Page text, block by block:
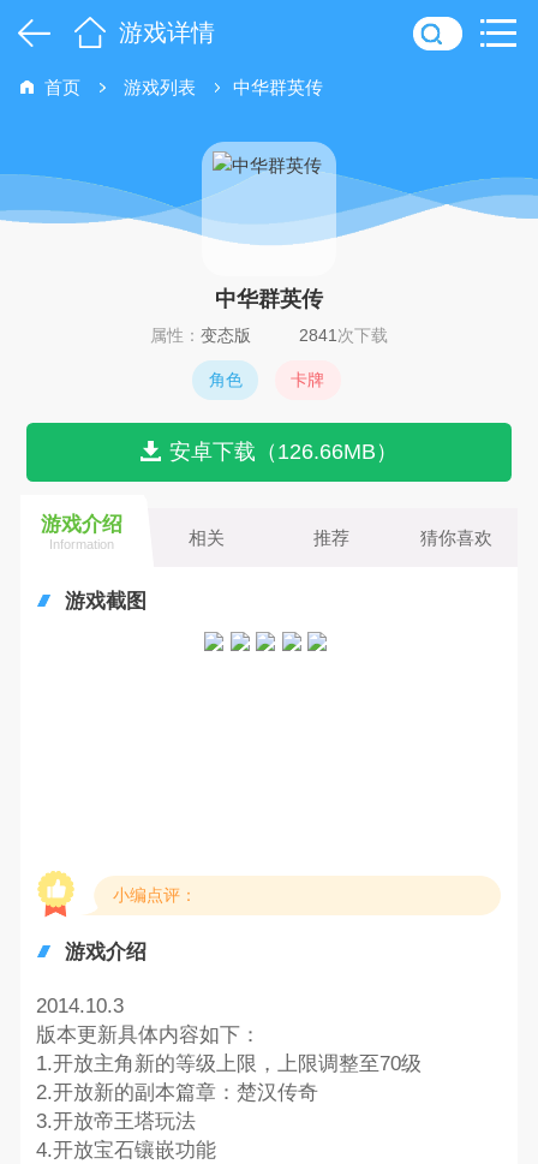
游戏详情
首页 游戏列表 中华群英传
中华群英传
属性： 变态版 2841 次下载
角色 卡牌
安卓下载（126.66MB）
游戏介绍
Information 相关 推荐 猜你喜欢
游戏截图
小编点评：
游戏介绍
2014.10.3
版本更新具体内容如下：
1.开放主角新的等级上限，上限调整至70级
2.开放新的副本篇章：楚汉传奇
3.开放帝王塔玩法
4.开放宝石镶嵌功能